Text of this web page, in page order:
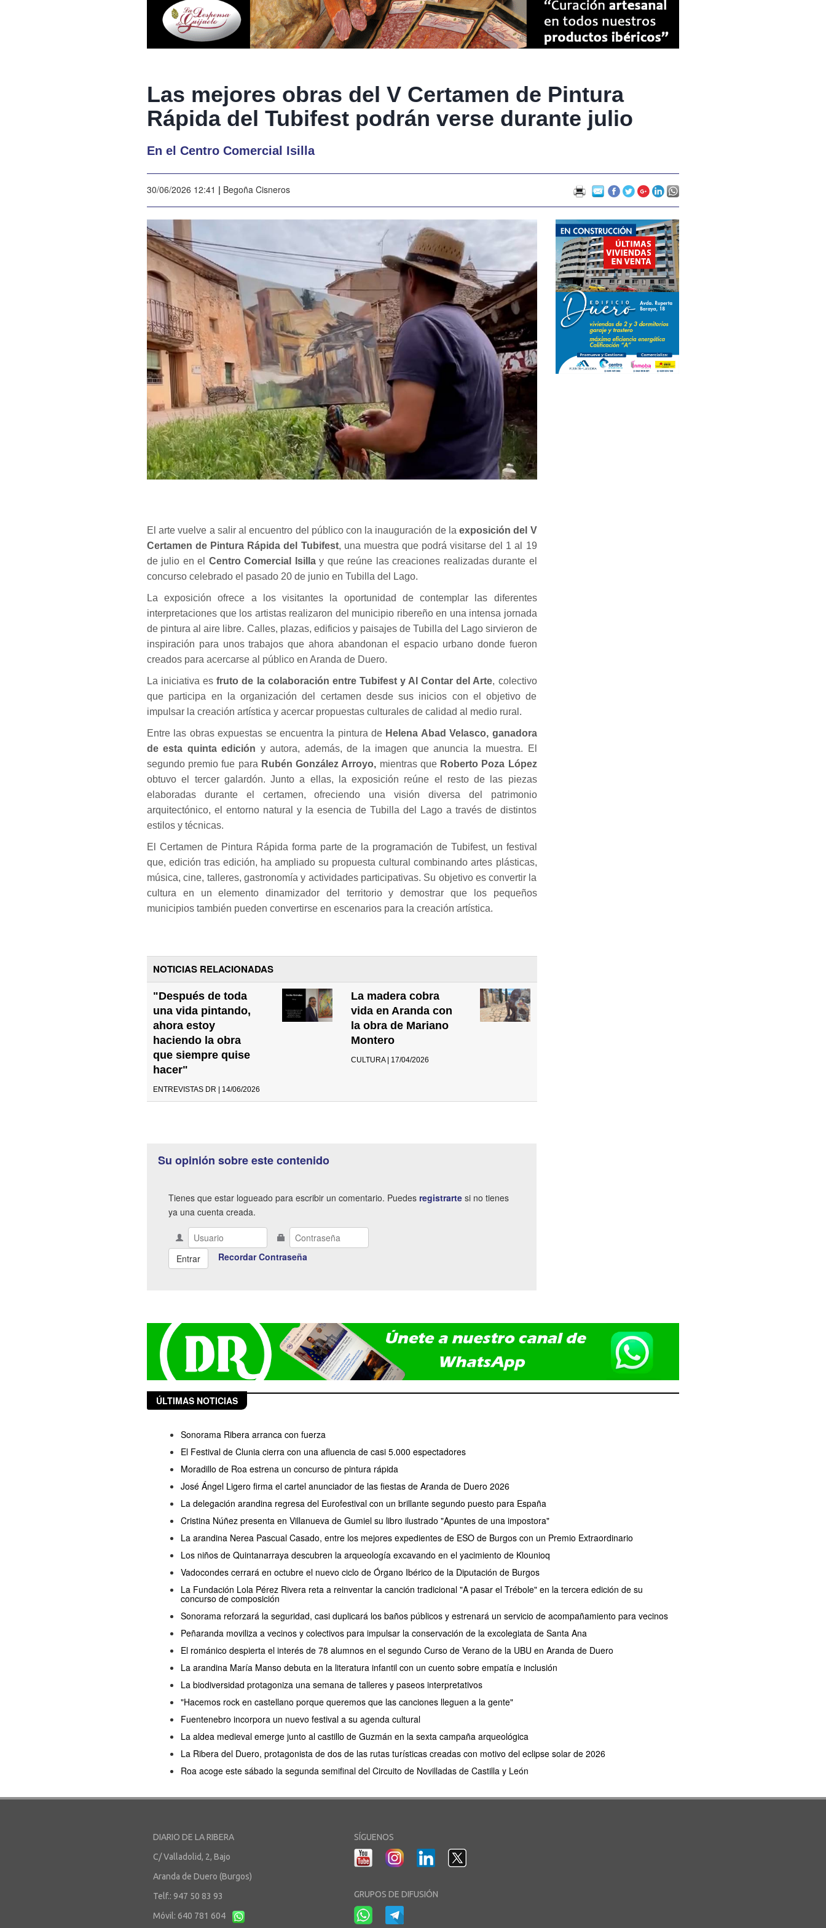
Las mejores obras del V Certamen de Pintura
Rápida del Tubifest podrán verse durante julio
En el Centro Comercial Isilla
30/06/2026 12:41 | Begoña Cisneros
El arte vuelve a salir al encuentro del público con la inauguración de laexposición del V
Certamen de Pintura Rápida del Tubifest, una muestra que podrá visitarse del 1 al 19
de julio en el Centro Comercial Isillay que reúne las creaciones realizadas durante el
concurso celebrado el pasado 20 de junio en Tubilla del Lago.
La exposición ofrece a los visitantes la oportunidad de contemplar las diferentes
interpretaciones que los artistas realizaron del municipio ribereño en una intensa jornada
de pintura al aire libre. Calles, plazas, edificios y paisajes de Tubilla del Lago sirvieron de
inspiración para unos trabajos que ahora abandonan el espacio urbano donde fueron
creados para acercarse al público en Aranda de Duero.
La iniciativa esfruto de la colaboración entre Tubifest y Al Contar del Arte, colectivo
que participa en la organización del certamen desde sus inicios con el objetivo de
impulsar la creación artística y acercar propuestas culturales de calidad al medio rural.
Entre las obras expuestas se encuentra la pintura de Helena Abad Velasco, ganadora
de esta quinta edición y autora, además, de la imagen que anuncia la muestra. El
segundo premio fue para Rubén González Arroyo, mientras que Roberto Poza López
obtuvo el tercer galardón. Junto a ellas, la exposición reúne el resto de las piezas
elaboradas durante el certamen, ofreciendo una visión diversa del patrimonio
arquitectónico, el entorno natural y la esencia de Tubilla del Lago a través de distintos
estilos y técnicas.
El Certamen de Pintura Rápida forma parte de la programación de Tubifest, un festival
que, edición tras edición, ha ampliado su propuesta cultural combinando artes plásticas,
música, cine, talleres, gastronomía y actividades participativas. Su objetivo es convertir la
cultura en un elemento dinamizador del territorio y demostrar que los pequeños
municipios también pueden convertirse en escenarios para la creación artística.
NOTICIAS RELACIONADAS
"Después de toda
una vida pintando,
ahora estoy
haciendo la obra
que siempre quise
hacer"
ENTREVISTAS DR | 14/06/2026
La madera cobra
vida en Aranda con
la obra de Mariano
Montero
CULTURA | 17/04/2026
Su opinión sobre este contenido
Tienes que estar logueado para escribir un comentario. Puedes registrarte si no tienes
ya una cuenta creada.
Recordar Contraseña
ÚLTIMAS NOTICIAS
Sonorama Ribera arranca con fuerza
El Festival de Clunia cierra con una afluencia de casi 5.000 espectadores
Moradillo de Roa estrena un concurso de pintura rápida
José Ángel Ligero firma el cartel anunciador de las fiestas de Aranda de Duero 2026
La delegación arandina regresa del Eurofestival con un brillante segundo puesto para España
Cristina Núñez presenta en Villanueva de Gumiel su libro ilustrado "Apuntes de una impostora"
La arandina Nerea Pascual Casado, entre los mejores expedientes de ESO de Burgos con un Premio Extraordinario
Los niños de Quintanarraya descubren la arqueología excavando en el yacimiento de Klounioq
Vadocondes cerrará en octubre el nuevo ciclo de Órgano Ibérico de la Diputación de Burgos
La Fundación Lola Pérez Rivera reta a reinventar la canción tradicional "A pasar el Trébole" en la tercera edición de su
concurso de composición
Sonorama reforzará la seguridad, casi duplicará los baños públicos y estrenará un servicio de acompañamiento para vecinos
Peñaranda moviliza a vecinos y colectivos para impulsar la conservación de la excolegiata de Santa Ana
El románico despierta el interés de 78 alumnos en el segundo Curso de Verano de la UBU en Aranda de Duero
La arandina María Manso debuta en la literatura infantil con un cuento sobre empatía e inclusión
La biodiversidad protagoniza una semana de talleres y paseos interpretativos
"Hacemos rock en castellano porque queremos que las canciones lleguen a la gente"
Fuentenebro incorpora un nuevo festival a su agenda cultural
La aldea medieval emerge junto al castillo de Guzmán en la sexta campaña arqueológica
La Ribera del Duero, protagonista de dos de las rutas turísticas creadas con motivo del eclipse solar de 2026
Roa acoge este sábado la segunda semifinal del Circuito de Novilladas de Castilla y León
DIARIO DE LA RIBERA
C/ Valladolid, 2, Bajo
Aranda de Duero (Burgos)
Telf.: 947 50 83 93
Móvil: 640 781 604
SÍGUENOS
GRUPOS DE DIFUSIÓN